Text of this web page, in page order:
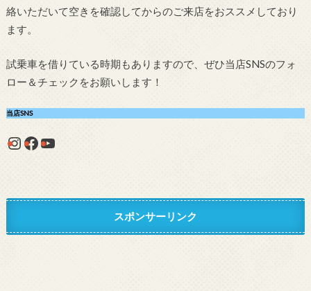
絡いただいて空きを確認してからのご来店をおススメしており
ます。
試乗車を借りている時期もありますので、ぜひ当店SNSのフォ
ロー＆チェックをお願いします！
当店SNS
Instagram
Facebook
YouTube
スポンサーリンク